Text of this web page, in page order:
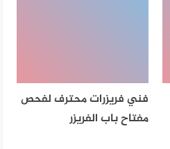
فني فريزرات محترف لفحص
مفتاح باب الفريزر